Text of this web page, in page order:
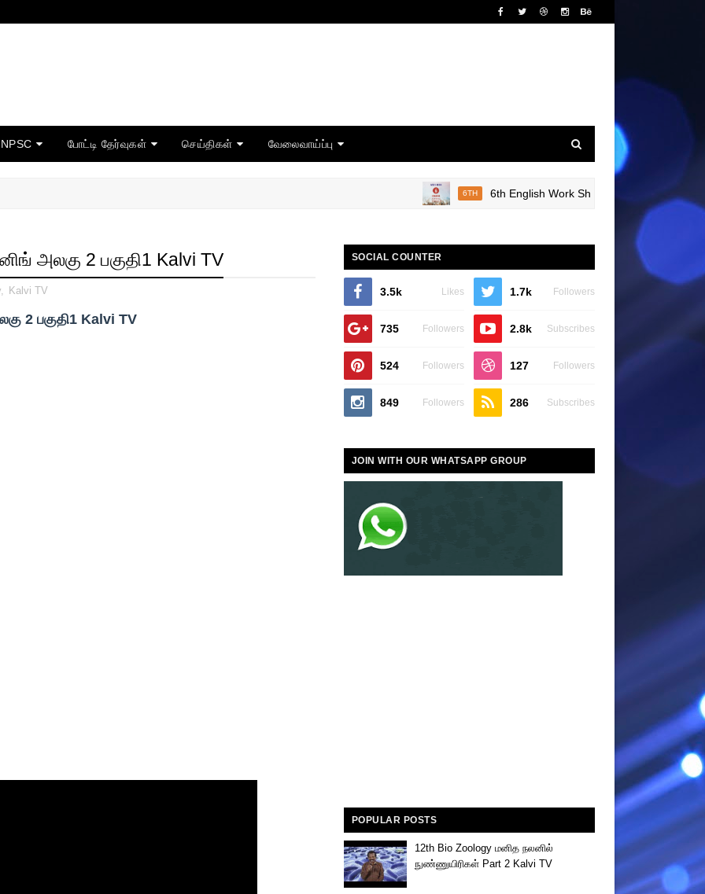
போட்டி தேர்வுகள் செய்திகள் வேலைவாய்ப்பு
6TH 6th English Work Sheet 20 Bridge Course Book
அலகு 2 பகுதி1 Kalvi TV
, Kalvi TV
2 பகுதி1 Kalvi TV
SOCIAL COUNTER
3.5k Likes 1.7k Followers
735 Followers 2.8k Subscribes
524 Followers 127 Followers
849 Followers 286 Subscribes
JOIN WITH OUR WHATSAPP GROUP
POPULAR POSTS
12th Bio Zoology மனித நலனில்
நுண்ணுயிரிகள் Part 2 Kalvi TV